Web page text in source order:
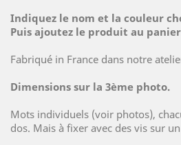
Indiquez le nom et la couleur
Puis ajoutez le produit au
Fabriqué in France dans notre
Dimensions sur la 3ème photo.
Mots individuels (voir photos),
dos. Mais à fixer avec des vis sur